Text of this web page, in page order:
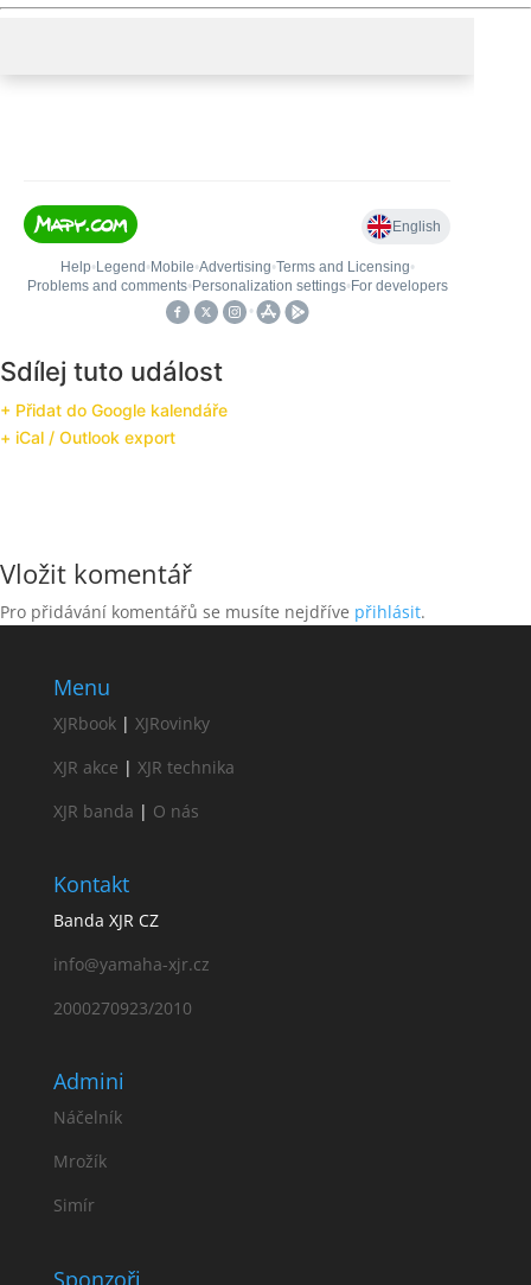
Sdílej tuto událost
+ Přidat do Google kalendáře
+ iCal / Outlook export
Vložit komentář
Pro přidávání komentářů se musíte nejdříve přihlásit.
Menu
XJRbook| XJRovinky
XJR akce | XJR technika
XJR banda | O nás
Kontakt
Banda XJR CZ
info@yamaha-xjr.cz
2000270923/2010
Admini
Náčelník
Mrožík
Simír
Sponzoři